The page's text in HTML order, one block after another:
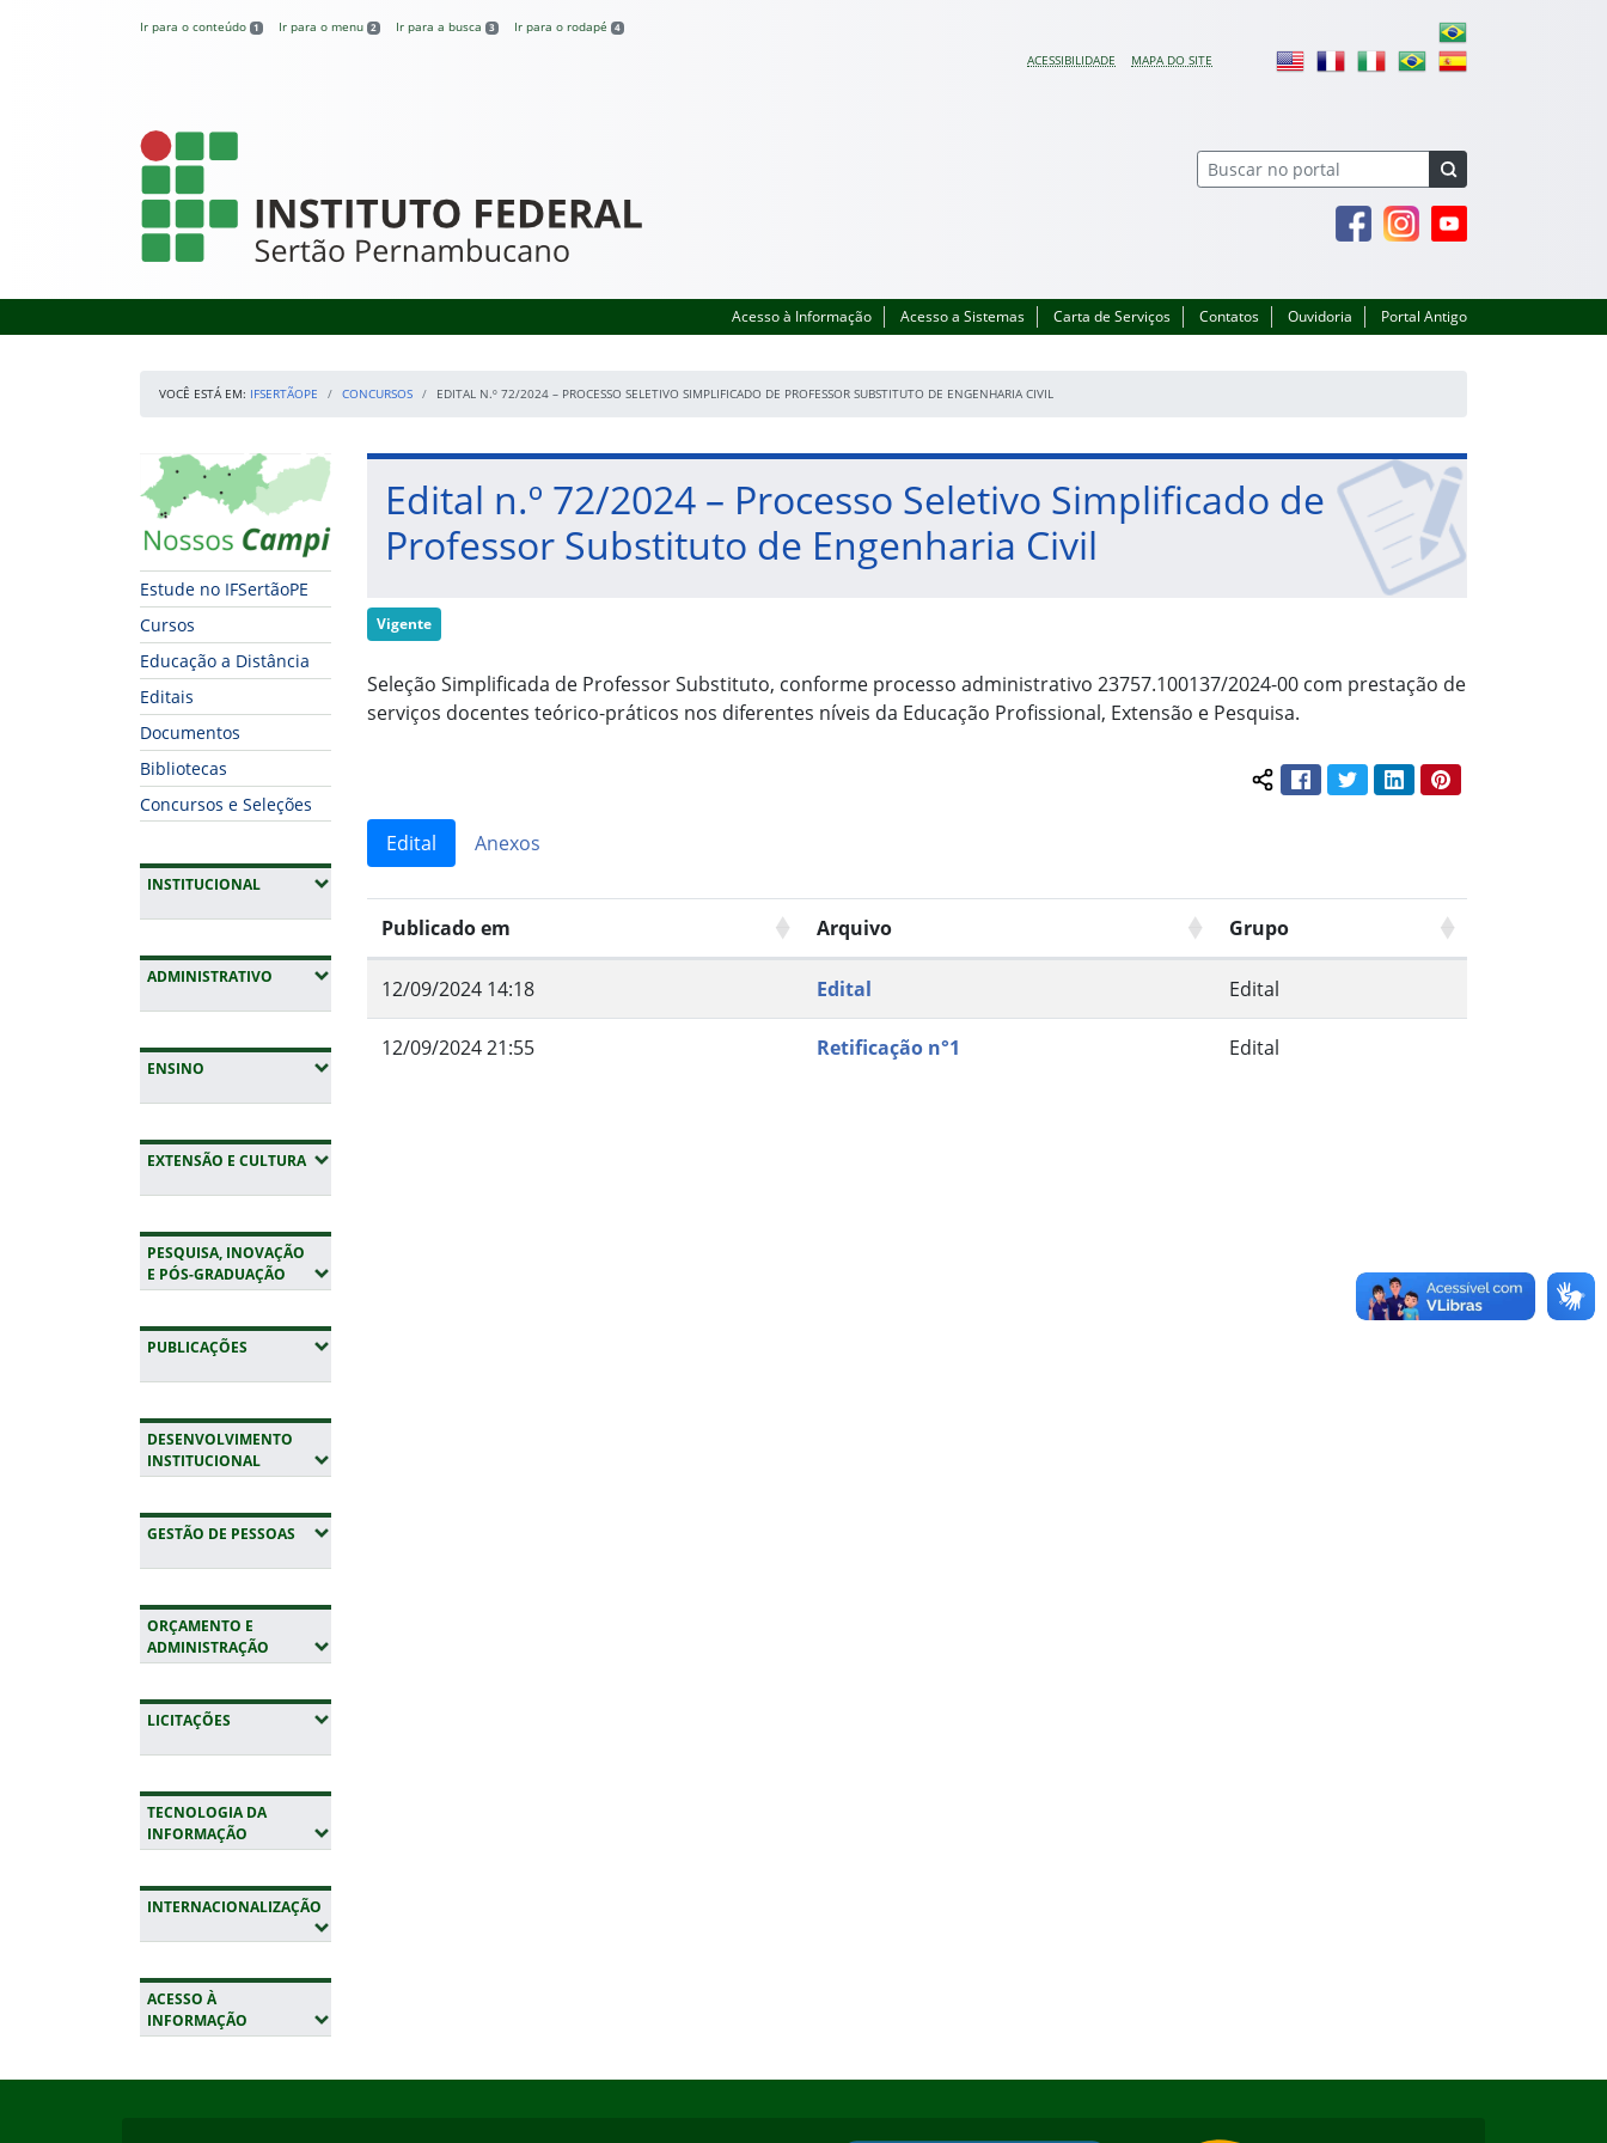
Ir para o conteúdo 1 Ir para o menu 2 Ir para a busca 3 Ir para o rodapé 4
ACESSIBILIDADE MAPA DO SITE
IFSertãoPE
FacebookInstagramYoutube
Acesso à Informação Acesso a Sistemas Carta de Serviços Contatos Ouvidoria Portal Antigo
VOCÊ ESTÁ EM: IFSERTÃOPE CONCURSOS EDITAL N.º 72/2024 – PROCESSO SELETIVO SIMPLIFICADO DE PROFESSOR SUBSTITUTO DE ENGENHARIA CIVIL
Início da navegação
Mapa Campi
Estude no IFSertãoPE
Cursos
Educação a Distância
Editais
Documentos
Bibliotecas
Concursos e Seleções
INSTITUCIONAL(EXPANDIR SUBMENUS)
ADMINISTRATIVO (EXPANDIR SUBMENUS)
ENSINO (EXPANDIR SUBMENUS)
EXTENSÃO E CULTURA(EXPANDIR SUBMENUS)
PESQUISA, INOVAÇÃO
E PÓS-GRADUAÇÃO (EXPANDIR SUBMENUS)
PUBLICAÇÕES (EXPANDIR SUBMENUS)
DESENVOLVIMENTO
INSTITUCIONAL(EXPANDIR SUBMENUS)
GESTÃO DE PESSOAS (EXPANDIR SUBMENUS)
ORÇAMENTO E
ADMINISTRAÇÃO (EXPANDIR SUBMENUS)
LICITAÇÕES (EXPANDIR SUBMENUS)
TECNOLOGIA DA
INFORMAÇÃO (EXPANDIR SUBMENUS)
INTERNACIONALIZAÇÃO
ACESSO À
INFORMAÇÃO (EXPANDIR SUBMENUS)
Início do conteúdo
Edital n.º 72/2024 – Processo Seletivo Simplificado de
Professor Substituto de Engenharia Civil
Vigente
Seleção Simplificada de Professor Substituto, conforme processo administrativo 23757.100137/2024-00 com prestação de
serviços docentes teórico-práticos nos diferentes níveis da Educação Profissional, Extensão e Pesquisa.
Compartilhar conteúdo:
FacebookTwitterLinkedInPinterest
Edital Anexos
Publicado em Arquivo Grupo
12/09/2024 14:18 Edital Edital
12/09/2024 21:55 Retificação n°1
Edital